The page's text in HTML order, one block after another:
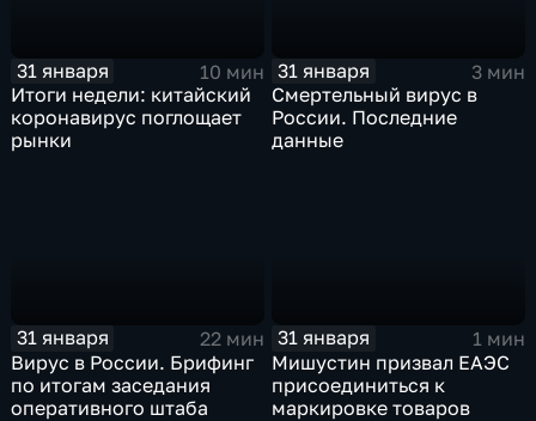
31 января
10 мин
Итоги недели: китайский
коронавирус поглощает
рынки
31 января
3 мин
Смертельный вирус в
России. Последние
данные
31 января
22 мин
Вирус в России. Брифинг
по итогам заседания
оперативного штаба
31 января
1 мин
Мишустин призвал ЕАЭС
присоединиться к
маркировке товаров